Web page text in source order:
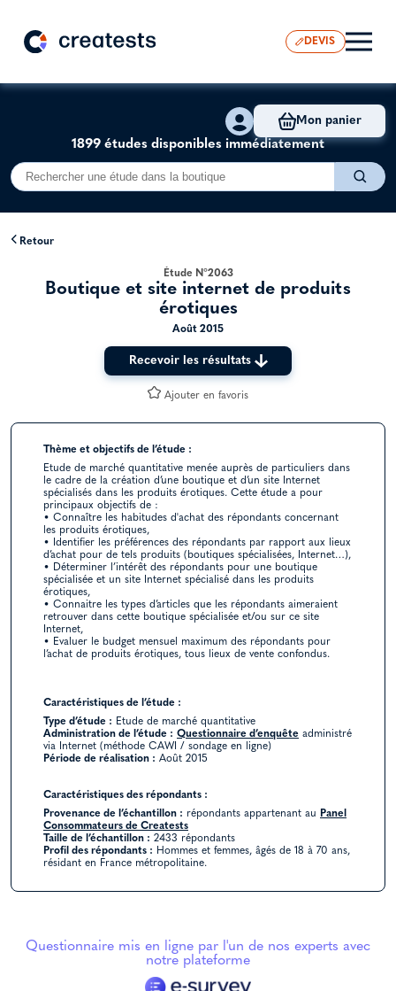
DEVIS
1899 études disponibles immédiatement
Mon panier
Retour
Étude N°2063
Boutique et site internet de produits
érotiques
Août 2015
Recevoir les résultats
Ajouter en favoris
Thème et objectifs de l’étude :
Etude de marché quantitative menée auprès de particuliers dans
le cadre de la création d’une boutique et d’un site Internet
spécialisés dans les produits érotiques. Cette étude a pour
principaux objectifs de :
• Connaître les habitudes d'achat des répondants concernant
les produits érotiques,
• Identifier les préférences des répondants par rapport aux lieux
d’achat pour de tels produits (boutiques spécialisées, Internet…),
• Déterminer l’intérêt des répondants pour une boutique
spécialisée et un site Internet spécialisé dans les produits
érotiques,
• Connaitre les types d’articles que les répondants aimeraient
retrouver dans cette boutique spécialisée et/ou sur ce site
Internet,
• Evaluer le budget mensuel maximum des répondants pour
l’achat de produits érotiques, tous lieux de vente confondus.
Caractéristiques de l’étude :
Type d’étude : Etude de marché quantitative
Administration de l’étude : Questionnaire d’enquête administré
via Internet (méthode CAWI / sondage en ligne)
Période de réalisation : Août 2015
Caractéristiques des répondants :
Provenance de l’échantillon : répondants appartenant au Panel
Consommateurs de Creatests
Taille de l’échantillon : 2433 répondants
Profil des répondants : Hommes et femmes, âgés de 18 à 70 ans,
résidant en France métropolitaine.
Questionnaire mis en ligne par l'un de nos experts avec
notre plateforme